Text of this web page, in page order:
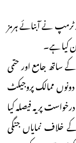
ٹرمپ نے آبنائے ہرمز
کیا ہے۔
ساتھ جامع اور حتمی
ممالک پروجیکٹ
پر یہ فیصلہ کیا
نمایاں جنگی